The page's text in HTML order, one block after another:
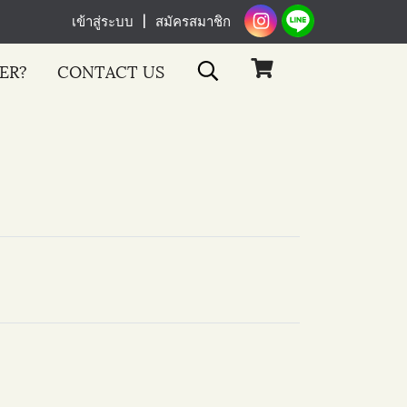
เข้าสู่ระบบ สมัครสมาชิก
CONTACT US